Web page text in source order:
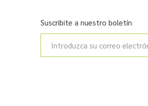
Suscribite a nuestro boletín